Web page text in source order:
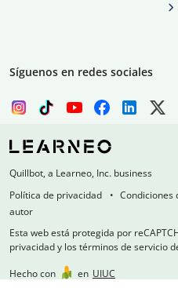
Síguenos en redes sociales
Quillbot, a Learneo, Inc. business
Política de privacidad
Condiciones
autor
Esta web está protegida por
privacidad y los términos de servicio
Hecho con
en UIUC